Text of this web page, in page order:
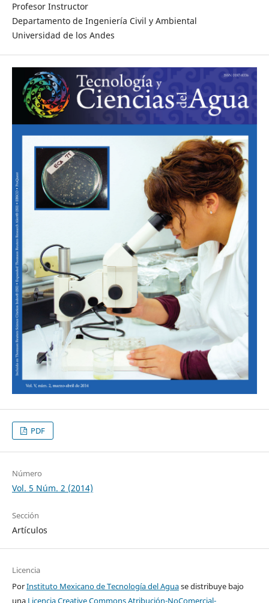
Profesor Instructor
Departamento de Ingeniería Civil y Ambiental
Universidad de los Andes
PDF
Número
Vol. 5 Núm. 2 (2014)
Sección
Artículos
Licencia
PorInstituto Mexicano de Tecnología del Aguase distribuye bajo
una Licencia Creative Commons Atribución-NoComercial-